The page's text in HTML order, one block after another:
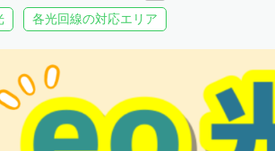
各光回線の対応エリア